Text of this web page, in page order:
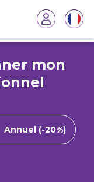
mon
Annuel (-20%)